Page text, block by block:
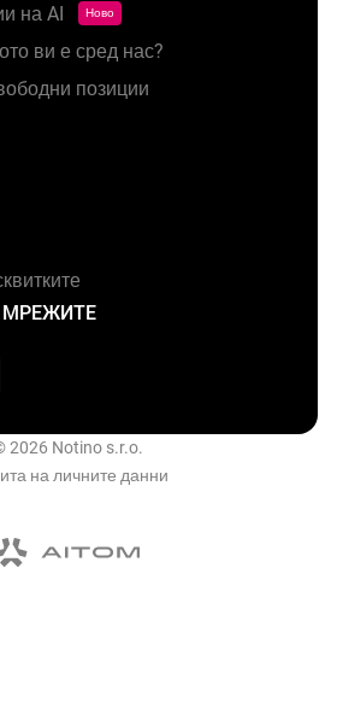
на AI Ново
ви е сред нас?
позиции
МРЕЖИТЕ
2026 Notino s.r.o.
на личните данни